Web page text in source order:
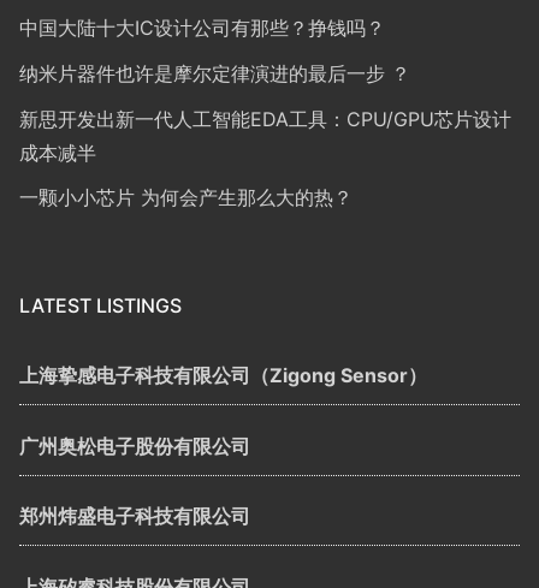
中国大陆十大IC设计公司有那些？挣钱吗？
纳米片器件也许是摩尔定律演进的最后一步 ？
新思开发出新一代人工智能EDA工具：CPU/GPU芯片设计
成本减半
一颗小小芯片 为何会产生那么大的热？
LATEST LISTINGS
上海挚感电子科技有限公司（Zigong Sensor）
广州奥松电子股份有限公司
郑州炜盛电子科技有限公司